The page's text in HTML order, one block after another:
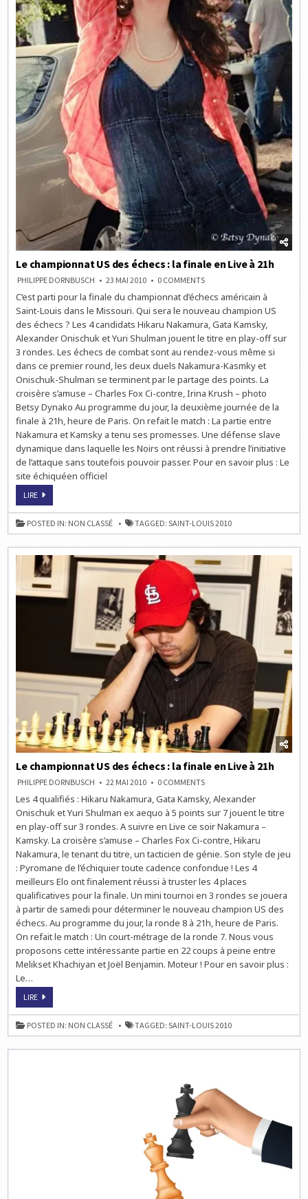
Le championnat US des échecs : la finale en Live à 21h
PHILIPPE DORNBUSCH 23 MAI 2010 0 COMMENTSON
CHAMPIONNAT
DES
ÉCHECS
:
LA
EN
LIVE
À
21H
C’est parti pour la finale du championnat d’échecs américain à
Saint-Louis dans le Missouri. Qui sera le nouveau champion US
des échecs ? Les 4 candidats Hikaru Nakamura, Gata Kamsky,
Alexander Onischuk et Yuri Shulman jouent le titre en play-off sur
3 rondes. Les échecs de combat sont au rendez-vous même si
dans ce premier round, les deux duels Nakamura-Kasmky et
Onischuk-Shulman se terminent par le partage des points. La
croisère s’amuse – Charles Fox Ci-contre, Irina Krush – photo
Betsy Dynako Au programme du jour, la deuxième journée de la
finale à 21h, heure de Paris. On refait le match : La partie entre
Nakamura et Kamsky a tenu ses promesses. Une défense slave
dynamique dans laquelle les Noirs ont réussi à prendre l’initiative
de l’attaque sans toutefois pouvoir passer. Pour en savoir plus : Le
site échiquéen officiel
LIRELE
US
DES
ÉCHECS
:
EN
LIVE
À
21H
POSTED IN: NON CLASSÉ TAGGED:SAINT-LOUIS 2010
Le championnat US des échecs : la finale en Live à 21h
PHILIPPE DORNBUSCH 22 MAI 2010 0 COMMENTSON
CHAMPIONNAT
US
DES
ÉCHECS
:
LA
EN
LIVE
À
21H
Les 4 qualifiés : Hikaru Nakamura, Gata Kamsky, Alexander
Onischuk et Yuri Shulman ex aequo à 5 points sur 7 jouent le titre
en play-off sur 3 rondes. A suivre en Live ce soir Nakamura –
Kamsky. La croisère s’amuse – Charles Fox Ci-contre, Hikaru
Nakamura, le tenant du titre, un tacticien de génie. Son style de jeu
: Pyromane de l’échiquier toute cadence confondue ! Les 4
meilleurs Elo ont finalement réussi à truster les 4 places
qualificatives pour la finale. Un mini tournoi en 3 rondes se jouera
à partir de samedi pour déterminer le nouveau champion US des
échecs. Au programme du jour, la ronde 8 à 21h, heure de Paris.
On refait le match : Un court-métrage de la ronde 7. Nous vous
proposons cette intéressante partie en 22 coups à peine entre
Melikset Khachiyan et Joël Benjamin. Moteur ! Pour en savoir plus :
Le…
LIRELE
US
DES
ÉCHECS
:
POSTED IN: NON CLASSÉ TAGGED:SAINT-LOUIS 2010